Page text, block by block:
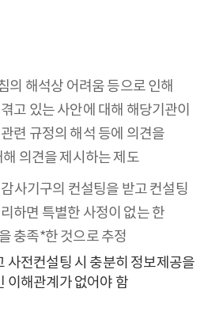
의 해석상 어려움 등으로 인해
고 있는 사안에 대해 해당기관이
련 규정의 해석 등에 의견을
의견을 제시하는 제도
사기구의 컨설팅을 받고 컨설팅
하면 특별한 사정이 없는 한
충족*한 것으로 추정
사전컨설팅 시 충분히 정보제공을
이해관계가 없어야 함